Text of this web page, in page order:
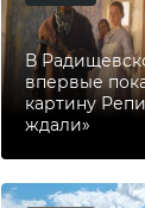
В
впервые
картину
ждали»